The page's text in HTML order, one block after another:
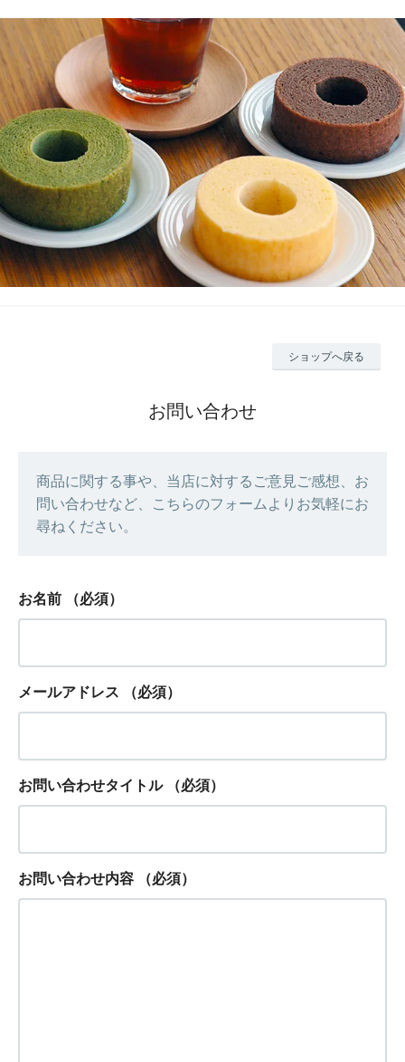
ショップへ戻る
お問い合わせ
商品に関する事や、当店に対するご意見ご感想、お
問い合わせなど、こちらのフォームよりお気軽にお
尋ねください。
お名前 （必須）
メールアドレス （必須）
お問い合わせタイトル （必須）
お問い合わせ内容 （必須）